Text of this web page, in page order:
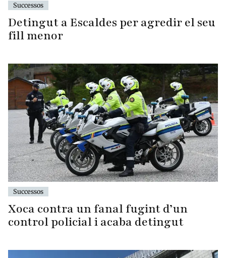
Successos
Detingut a Escaldes per agredir el seu
fill menor
Successos
Xoca contra un fanal fugint d’un
control policial i acaba detingut